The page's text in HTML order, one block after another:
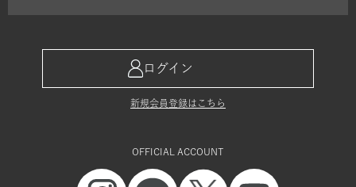
ログイン
新規会員登録はこちら
OFFICIAL ACCOUNT